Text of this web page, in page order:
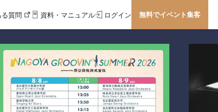
る質問 資料・マニュアル ログイン 無料でイベント集客